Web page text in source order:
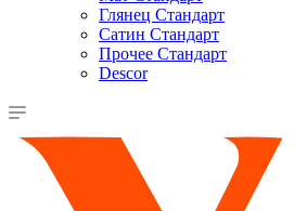
Глянец Стандарт
Сатин Стандарт
Прочее Стандарт
Descor